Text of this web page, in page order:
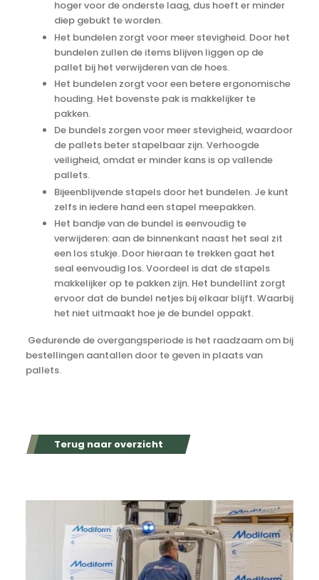
hoger voor de onderste laag, dus hoeft er minder
diep gebukt te worden.
Het bundelen zorgt voor meer stevigheid. Door het
bundelen zullen de items blijven liggen op de
pallet bij het verwijderen van de hoes.
Het bundelen zorgt voor een betere ergonomische
houding. Het bovenste pak is makkelijker te
pakken.
De bundels zorgen voor meer stevigheid, waardoor
de pallets beter stapelbaar zijn. Verhoogde
veiligheid, omdat er minder kans is op vallende
pallets.
Bijeenblijvende stapels door het bundelen. Je kunt
zelfs in iedere hand een stapel meepakken.
Het bandje van de bundel is eenvoudig te
verwijderen: aan de binnenkant naast het seal zit
een los stukje. Door hieraan te trekken gaat het
seal eenvoudig los. Voordeel is dat de stapels
makkelijker op te pakken zijn. Het bundellint zorgt
ervoor dat de bundel netjes bij elkaar blijft. Waarbij
het niet uitmaakt hoe je de bundel oppakt.
Gedurende de overgangsperiode is het raadzaam om bij
bestellingen aantallen door te geven in plaats van
pallets.
Terug naar overzicht